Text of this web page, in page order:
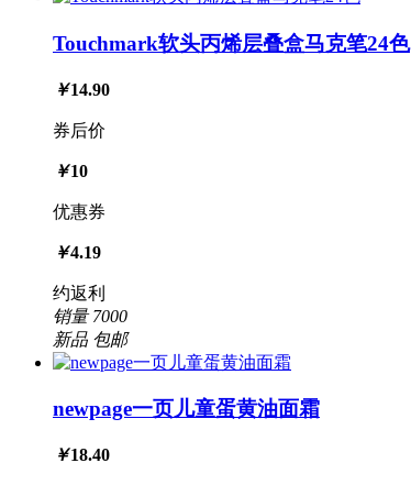
Touchmark软头丙烯层叠盒马克笔24色
￥14.90
券后价
￥10
优惠券
￥4.19
约返利
销量7000
新品 包邮
newpage一页儿童蛋黄油面霜
￥18.40